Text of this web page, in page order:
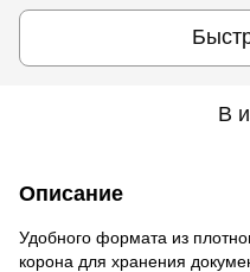
В
Описание
Удобного формата из
корона для хранения